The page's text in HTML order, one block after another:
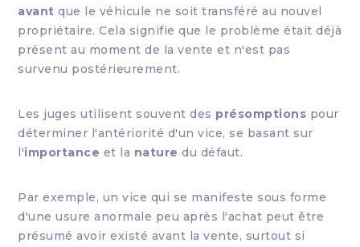
avant que le véhicule ne soit transféré au nouvel
propriétaire. Cela signifie que le problème était déjà
présent au moment de la vente et n'est pas
survenu postérieurement.
Les juges utilisent souvent des présomptions pour
déterminer l'antériorité d'un vice, se basant sur
l'importance et la nature du défaut.
Par exemple, un vice qui se manifeste sous forme
d'une usure anormale peu après l'achat peut être
présumé avoir existé avant la vente, surtout si